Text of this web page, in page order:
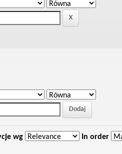
wg In order